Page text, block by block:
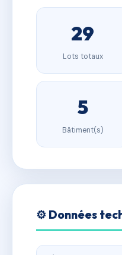
29
Lots totaux
5
Bâtiment(s)
⚙️ Données